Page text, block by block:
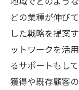
どの業種が伸び
した戦略を提案
ットワークを活
るサポートもし
獲得や既存顧客